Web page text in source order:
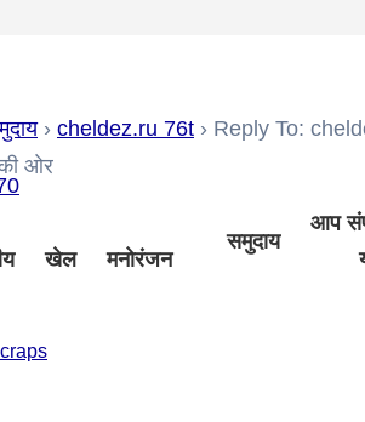
ओर
खेल मनोरंजन
समुदाय
आप
› cheldez.ru 76t › Reply To:
craps